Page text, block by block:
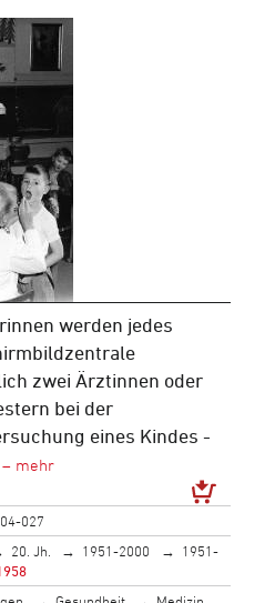
werden jedes
zwei Ärztinnen oder
bei der
eines Kindes -
027
20. Jh. 1951-2000
1951-